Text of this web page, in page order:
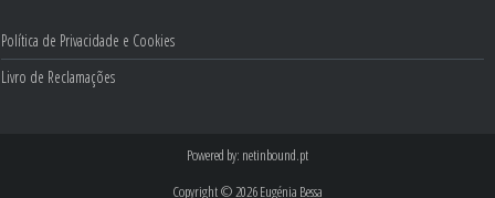
Política de Privacidade e Cookies
Livro de Reclamações
Powered by: netinbound.pt
Copyright © 2026Eugénia Bessa